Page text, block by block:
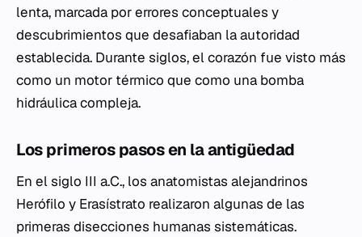
lenta, marcada por errores conceptuales y
descubrimientos que desafiaban la autoridad
establecida. Durante siglos, el corazón fue visto más
como un motor térmico que como una bomba
hidráulica compleja.
Los primeros pasos en la antigüedad
En el siglo III a.C., los anatomistas alejandrinos
Herófilo y Erasístrato realizaron algunas de las
primeras disecciones humanas sistemáticas.